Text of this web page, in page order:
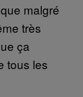
malgré
très
ça
tous les